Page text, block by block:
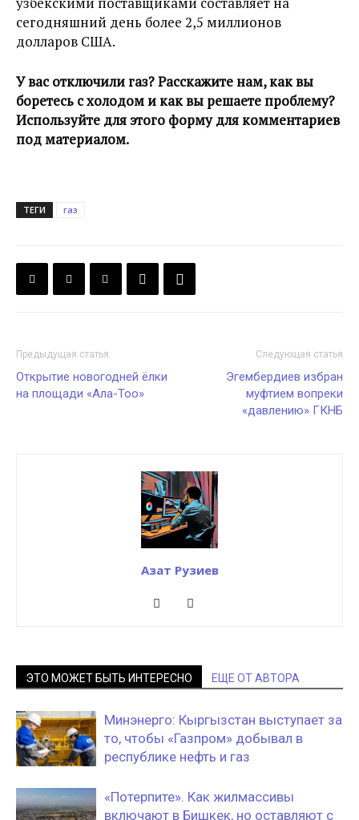
сегодняшний день более 2,5 миллионов
долларов США.
У вас отключили газ? Расскажите нам, как вы
боретесь с холодом и как вы решаете проблему?
Используйте для этого форму для комментариев
под материалом.
ТЕГИ газ
Предыдущая статья
Открытие новогодней ёлки
на площади «Ала-Тоо»
Следующая статья
Эгембердиев избран
муфтием вопреки
«давлению» ГКНБ
Азат Рузиев
ЭТО МОЖЕТ БЫТЬ ИНТЕРЕСНО ЕЩЕ ОТ АВТОРА
Минэнерго: Кыргызстан выступает за
то, чтобы «Газпром» добывал в
республике нефть и газ
«‎Потерпите». Как жилмассивы
включают в Бишкек, но оставляют с